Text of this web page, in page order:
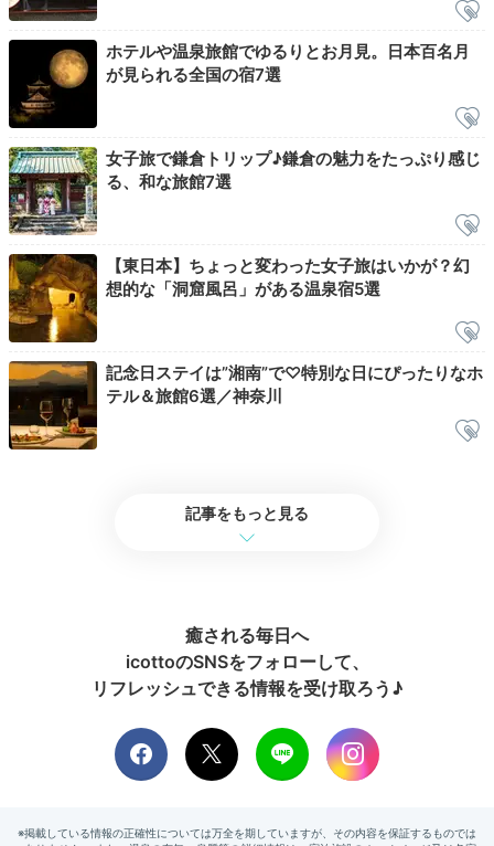
展示されています。お風呂あがりにチェックしてみて
は。
2日目
Morning
07:00
文化財に登録された
岩本楼ローマ風呂
聖堂を思わせるドーム型の天井とステンドグラスが印象
そう。洞窟風呂とあわせて、男女入れ替え制です。どち
らも入れるように計画的に利用しましょう。
ホテルや温泉旅館でゆるりとお月見。日本百名月
が見られる全国の宿7選
女子旅で鎌倉トリップ♪鎌倉の魅力をたっぷり感じ
る、和な旅館7選
【東日本】ちょっと変わった女子旅はいかが？幻
想的な「洞窟風呂」がある温泉宿5選
記念日ステイは”湘南”で♡特別な日にぴったりなホ
テル＆旅館6選／神奈川
記事をもっと見る
癒される毎日へ
icottoのSNSをフォローして、
リフレッシュできる情報を受け取ろう♪